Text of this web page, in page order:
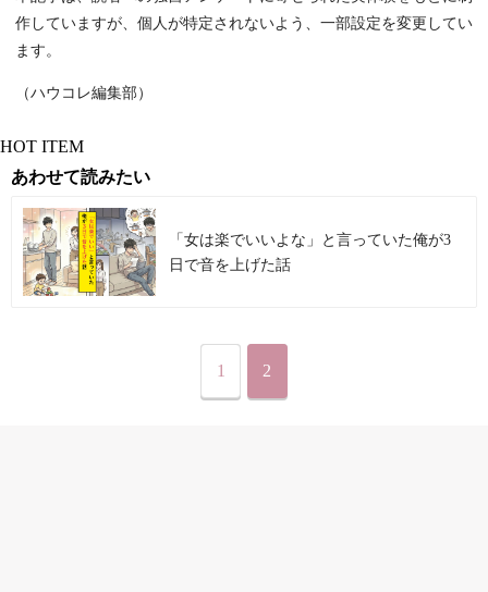
作していますが、個人が特定されないよう、一部設定を変更してい
ます。
（ハウコレ編集部）
HOT ITEM
あわせて読みたい
「女は楽でいいよな」と言っていた俺が3
日で音を上げた話
1 2